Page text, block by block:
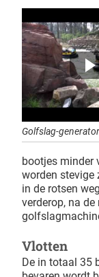
Golfslag-generator
bootjes minder
worden stevige
in de rotsen
verderop, na
Vlotten
De in totaal 35